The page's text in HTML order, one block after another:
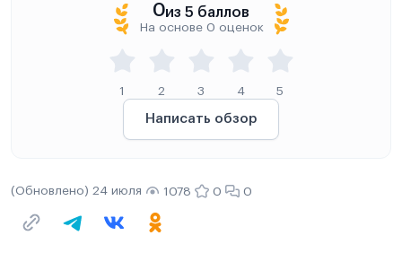
1 2 3 4 5
0из 5 баллов
На основе 0 оценок
Написать обзор
(Обновлено) 24 июля 1078 0 0